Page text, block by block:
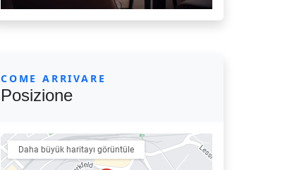
COME ARRIVARE
Posizione